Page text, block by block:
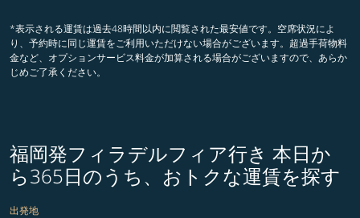
*表示される運賃は過去48時間以内に閲覧された最安値です。空席状況によ
り、予約時に同じ運賃をご利用いただけない場合がございます。超過手荷物料
金など、オプションサービス料金が加算される場合がございますので、あらか
じめご了承ください。
福岡発フィラデルフィア行き 本日か
ら365日のうち、おトクな運賃を探す
出発地